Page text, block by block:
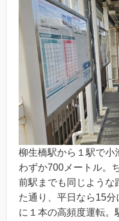
柳生橋駅から１駅で小
わずか700メートル。
前駅までも同じような
た通り、平日なら15
に１本の高頻度運転。